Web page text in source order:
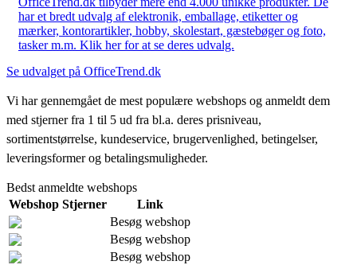
har et bredt udvalg af elektronik, emballage, etiketter og
mærker, kontorartikler, hobby, skolestart, gæstebøger og foto,
tasker m.m. Klik her for at se deres udvalg.
Se udvalget på OfficeTrend.dk
Vi har gennemgået de mest populære webshops og anmeldt dem
med stjerner fra 1 til 5 ud fra bl.a. deres prisniveau,
sortimentstørrelse, kundeservice, brugervenlighed, betingelser,
leveringsformer og betalingsmuligheder.
Bedst anmeldte webshops
Webshop Stjerner
Link
Besøg webshop
Besøg webshop
Besøg webshop